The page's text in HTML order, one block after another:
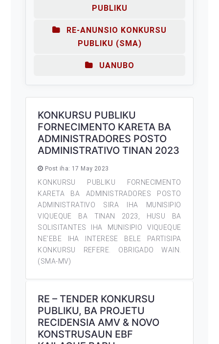
PUBLIKU
RE-ANUNSIO KONKURSU
PUBLIKU (SMA)
UANUBO
KONKURSU PUBLIKU
FORNECIMENTO KARETA BA
ADMINISTRADORES POSTO
ADMINISTRATIVO TINAN 2023
Post iha: 17 May 2023
KONKURSU PUBLIKU FORNECIMENTO
KARETA BA ADMINISTRADORES POSTO
ADMINISTRATIVO SIRA IHA MUNISIPIO
VIQUEQUE BA TINAN 2023, HUSU BA
SOLISITANTES IHA MUNISIPIO VIQUEQUE
NE’EBE IHA INTERESE BELE PARTISIPA
KONKURSU REFERE. OBRIGADO WAIN.
(SMA-MV)
RE – TENDER KONKURSU
PUBLIKU, BA PROJETU
RECIDENSIA AMV & NOVO
KONSTRUSAUN EBF